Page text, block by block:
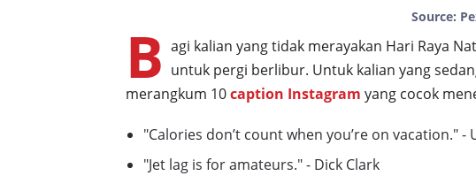
Source:
B agi kalian yang tidak merayakan Hari Raya
untuk pergi berlibur. Untuk kalian yang
merangkum 10caption Instagram yang cocok
"Calories don’t count when you’re on vacation." -
"Jet lag is for amateurs." - Dick Clark